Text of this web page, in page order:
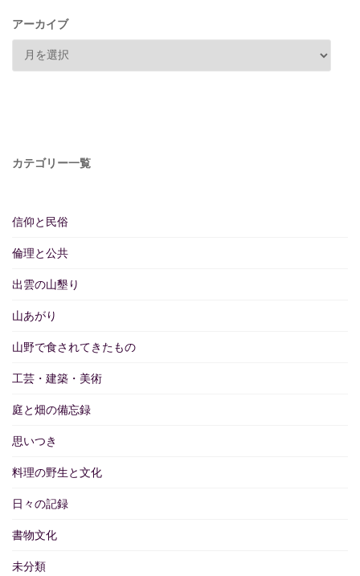
アーカイブ
カテゴリー一覧
信仰と民俗
倫理と公共
出雲の山墾り
山あがり
山野で食されてきたもの
工芸・建築・美術
庭と畑の備忘録
思いつき
料理の野生と文化
日々の記録
書物文化
未分類